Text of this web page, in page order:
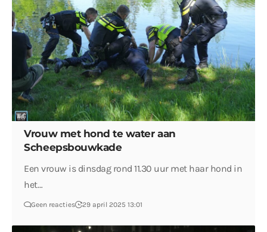
Vrouw met hond te water aan
Scheepsbouwkade
Een vrouw is dinsdag rond 11.30 uur met haar hond in
het…
Geen reacties 29 april 2025 13:01